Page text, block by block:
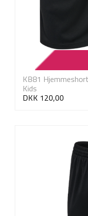
KB81
Kids
DKK 120,00